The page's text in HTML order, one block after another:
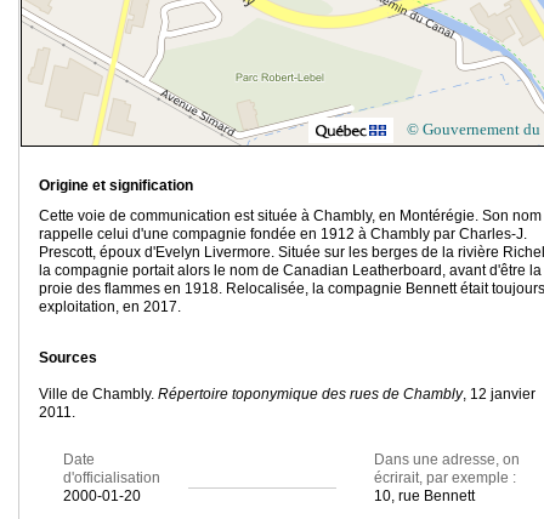
© Gouvernement du
Origine et signification
Cette voie de communication est située à Chambly, en Montérégie. Son nom
rappelle celui d'une compagnie fondée en 1912 à Chambly par Charles-J.
Prescott, époux d'Evelyn Livermore. Située sur les berges de la rivière
la compagnie portait alors le nom de Canadian Leatherboard, avant d'être la
proie des flammes en 1918. Relocalisée, la compagnie Bennett était
exploitation, en 2017.
Sources
Ville de Chambly. Répertoire toponymique des rues de Chambly, 12 janvier
2011.
Date
d'officialisation
2000-01-20
Dans une adresse, on
écrirait, par exemple :
10, rue Bennett